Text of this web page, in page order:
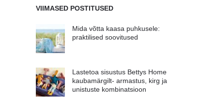
VIIMASED POSTITUSED
Mida võtta kaasa puhkusele:
praktilised soovitused
Lastetoa sisustus Bettys Home
kaubamärgilt- armastus, kirg ja
unistuste kombinatsioon